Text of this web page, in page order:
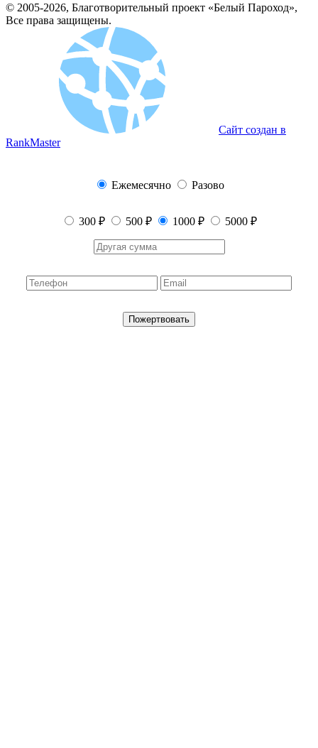
© 2005-2026, Благотворительный проект «Белый Пароход»,
Все права защищены.
Сайт создан в
RankMaster
Ежемесячно Разово
300 ₽ 500 ₽ 1000 ₽ 5000 ₽
Пожертвовать